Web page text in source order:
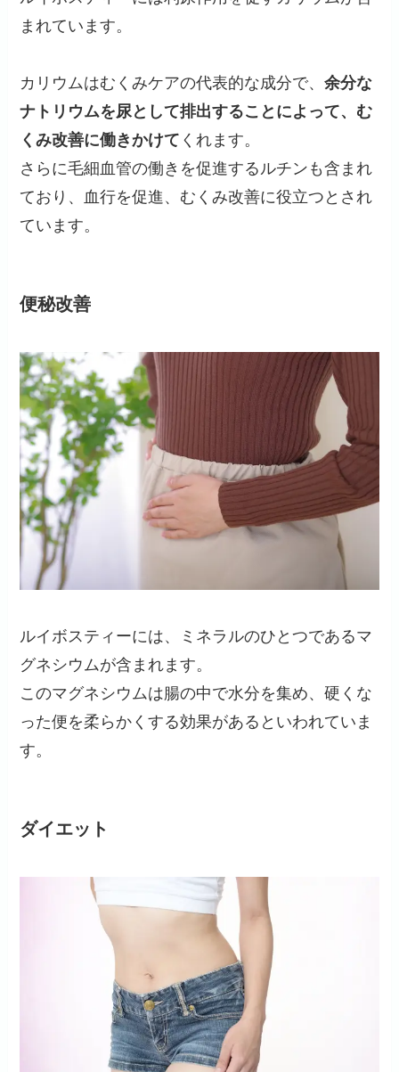
まれています。
カリウムはむくみケアの代表的な成分で、余分な
ナトリウムを尿として排出することによって、む
くみ改善に働きかけて くれます。
さらに毛細血管の働きを促進するルチンも含まれ
ており、血行を促進、むくみ改善に役立つとされ
ています。
便秘改善
ルイボスティーには、ミネラルのひとつであるマ
グネシウムが含まれます。
このマグネシウムは腸の中で水分を集め、硬くな
った便を柔らかくする効果があるといわれていま
す。
ダイエット